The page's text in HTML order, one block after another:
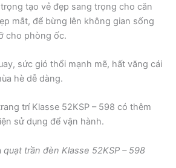
tạo vẻ đẹp sang trọng cho căn
mắt, để bừng lên không gian sống
cho phòng ốc.
sức gió thổi mạnh mẽ, hất văng cái
hè dễ dàng.
trí Klasse 52KSP – 598 có thêm
sử dụng để vận hành.
quạt trần đèn Klasse 52KSP – 598